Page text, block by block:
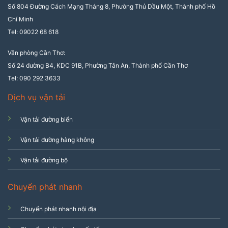
Số 804 Đường Cách Mạng Tháng 8, Phường Thủ Dầu Một, Thành phố Hồ
Chí Minh
Tel: 09022 68 618
Văn phòng Cần Thơ:
Số 24 đường B4, KDC 91B, Phường Tân An, Thành phố Cần Thơ
Tel: 090 292 3633
Dịch vụ vận tải
Vận tải đường biển
Vận tải đường hàng không
Vận tải đường bộ
Chuyển phát nhanh
Chuyển phát nhanh nội địa